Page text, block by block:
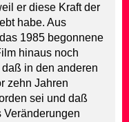
er diese Kraft der
habe. Aus
1985 begonnene
hinaus noch
in den anderen
zehn Jahren
sei und daß